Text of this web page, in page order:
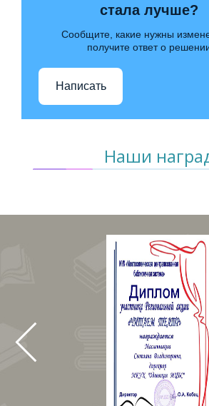
стала лучше?
Сообщите, какие нужны
получите ответ о
Написать
Наши